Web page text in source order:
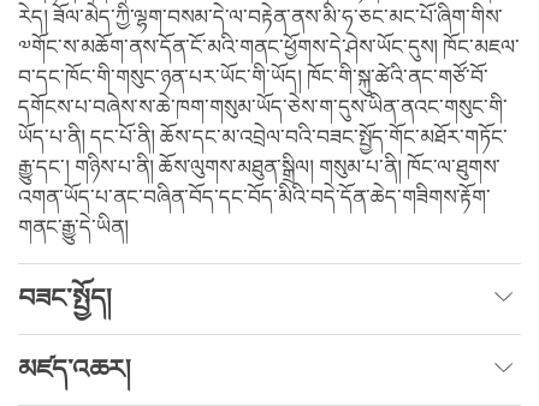
རེད། ཟོལ་མེད་ཀྱི་ལྷག་བསམ་དེ་ལ་བརྟེན་ནས་མི་ཧ་ཅང་མང་པོ་ཞིག་གིས་
༧གོང་ས་མཆོག་ནས་དོན་ངོ་མའི་གནང་ཕྱོགས་དེ་ཤེས་ཡོང་དུས། ཁོང་མཇལ་
བ་དང་ཁོང་གི་གསུང་ཉན་པར་ཡོང་གི་ཡོད། ཁོང་གི་སྐུ་ཚེའི་ནང་གཙོ་བོ་
དགོངས་པ་བཞེས་ས་ཆེ་ཁག་གསུམ་ཡོད་ཅེས་ག་དུས་ཡིན་ནའང་གསུང་གི་
ཡོད་པ་ནི། དང་པོ་ནི། ཆོས་དང་མ་འབྲེལ་བའི་བཟང་སྤྱོད་གོང་མཐོར་གཏོང་
རྒྱུ་དང་། གཉིས་པ་ནི། ཆོས་ལུགས་མཐུན་སྒྲིལ། གསུམ་པ་ནི། ཁོང་ལ་ཐུགས་
འགན་ཡོད་པ་ནང་བཞིན་བོད་དང་བོད་མིའི་བདེ་དོན་ཆེད་གཟིགས་རྟོག་
གནང་རྒྱུ་དེ་ཡིན།
བཟང་སྤྱོད།
མཛད་འཆར།